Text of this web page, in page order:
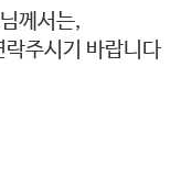
께서는,
주시기 바랍니다